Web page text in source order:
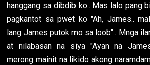
hanggang sa dibdib ko.. Mas lalo pang
pagkantot sa pwet ko "Ah, James..
lang James putok mo sa loob".. Mnga
at nilabasan na siya "Ayan na
merong mainit na likido akong